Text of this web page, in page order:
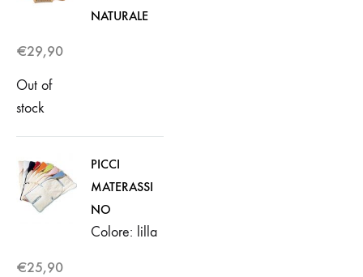
NATURALE
€29,90
Out of
stock
PICCI
MATERASSI
NO
Colore: lilla
€25,90